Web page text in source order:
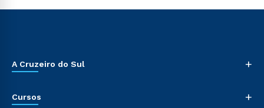
A Cruzeiro do Sul +
Cursos +